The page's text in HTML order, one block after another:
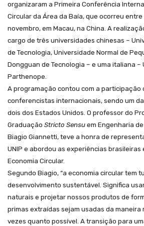
organizaram a Primeira Conferência
Circular da Área da Baía, que ocorreu entre
novembro, em Macau, na China. A
cargo de três universidades chinesas –
de Tecnologia, Universidade Normal de
Dongguan de Tecnologia – e uma italiana –
Parthenope.
A programação contou com a participação
conferencistas internacionais, sendo um
dois dos Estados Unidos. O professor do
Graduação Stricto Sensu em Engenharia
Biagio Giannetti, teve a honra de
UNIP e abordou as experiências brasileiras
Economia Circular.
Segundo Biagio, “a economia circular tem
desenvolvimento sustentável. Significa
naturais e projetar nossos produtos de
primas extraídas sejam usadas da maneira
vezes quanto possível. A transição para